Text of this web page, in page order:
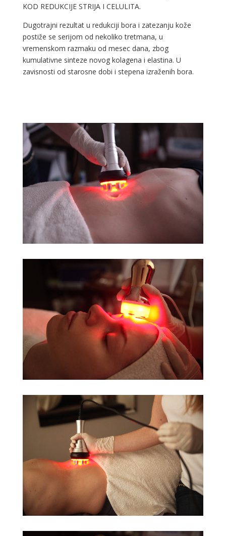
KOD REDUKCIJE STRIJA I CELULITA.
Dugotrajni rezultat u redukciji bora i zatezanju kože
postiže se serijom od nekoliko tretmana, u
vremenskom razmaku od mesec dana, zbog
kumulativne sinteze novog kolagena i elastina. U
zavisnosti od starosne dobi i stepena izraženih bora.